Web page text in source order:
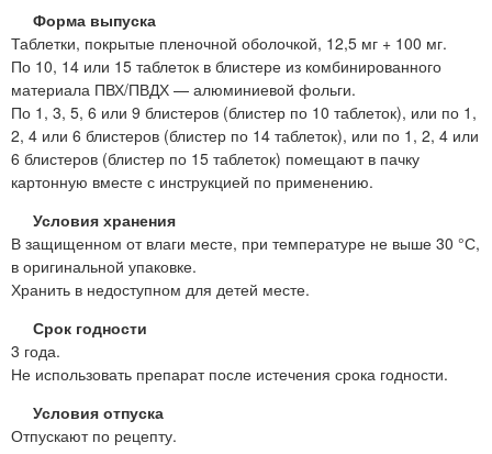
Форма выпуска
Таблетки, покрытые пленочной оболочкой, 12,5 мг + 100 мг.
По 10, 14 или 15 таблеток в блистере из комбинированного
материала ПВХ/ПВДХ — алюминиевой фольги.
По 1, 3, 5, 6 или 9 блистеров (блистер по 10 таблеток), или по 1,
2, 4 или 6 блистеров (блистер по 14 таблеток), или по 1, 2, 4 или
6 блистеров (блистер по 15 таблеток) помещают в пачку
картонную вместе с инструкцией по применению.
Условия хранения
В защищенном от влаги месте, при температуре не выше 30 °С,
в оригинальной упаковке.
Хранить в недоступном для детей месте.
Срок годности
3 года.
Не использовать препарат после истечения срока годности.
Условия отпуска
Отпускают по рецепту.